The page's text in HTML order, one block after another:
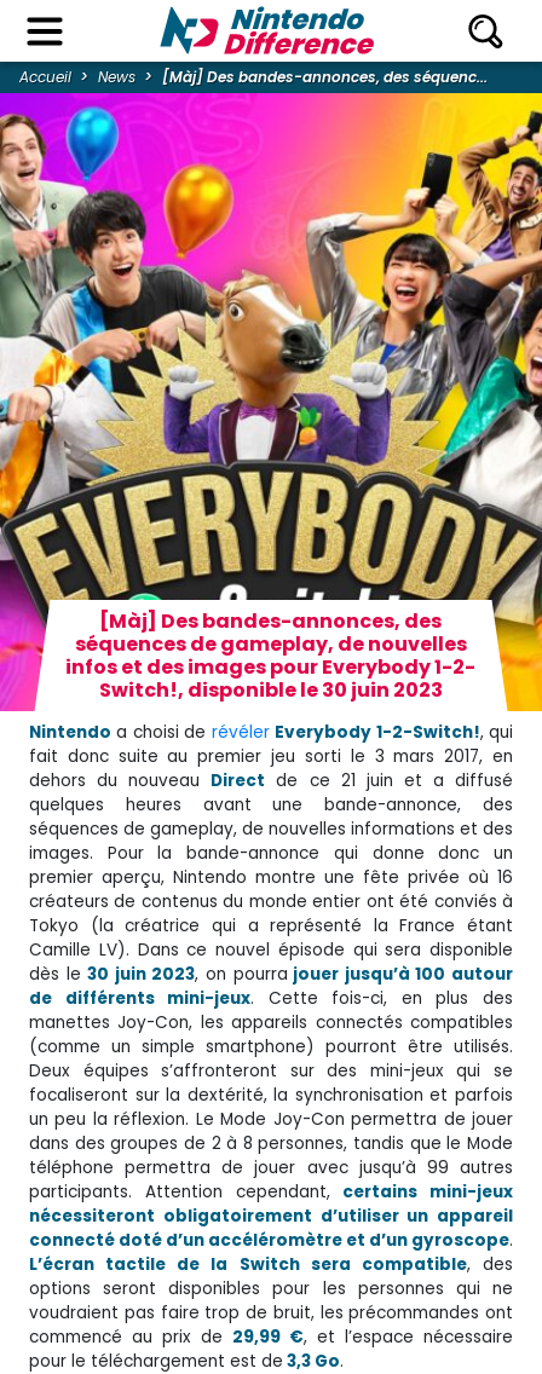
Accueil News [Màj] Des bandes-annonces, des séquenc...
[Màj] Des bandes-annonces, des
séquences de gameplay, de nouvelles
infos et des images pour Everybody 1-2-
Switch!, disponible le 30 juin 2023
Nintendo a choisi de révéler Everybody 1-2-Switch!, qui
fait donc suite au premier jeu sorti le 3 mars 2017, en
dehors du nouveau Direct de ce 21 juin et a diffusé
quelques heures avant une bande-annonce, des
séquences de gameplay, de nouvelles informations et des
images. Pour la bande-annonce qui donne donc un
premier aperçu, Nintendo montre une fête privée où 16
créateurs de contenus du monde entier ont été conviés à
Tokyo (la créatrice qui a représenté la France étant
Camille LV). Dans ce nouvel épisode qui sera disponible
dès le30 juin 2023, on pourra jouer jusqu’à 100 autour
de différents mini-jeux. Cette fois-ci, en plus des
manettes Joy-Con, les appareils connectés compatibles
(comme un simple smartphone) pourront être utilisés.
Deux équipes s’affronteront sur des mini-jeux qui se
focaliseront sur la dextérité, la synchronisation et parfois
un peu la réflexion. Le Mode Joy-Con permettra de jouer
dans des groupes de 2 à 8 personnes, tandis que le Mode
téléphone permettra de jouer avec jusqu’à 99 autres
participants. Attention cependant, certains mini-jeux
nécessiteront obligatoirement d’utiliser un appareil
connecté doté d’un accéléromètre et d’un gyroscope.
L’écran tactile de la Switch sera compatible, des
options seront disponibles pour les personnes qui ne
voudraient pas faire trop de bruit, les précommandes ont
commencé au prix de 29,99 €, et l’espace nécessaire
pour le téléchargement est de 3,3 Go.